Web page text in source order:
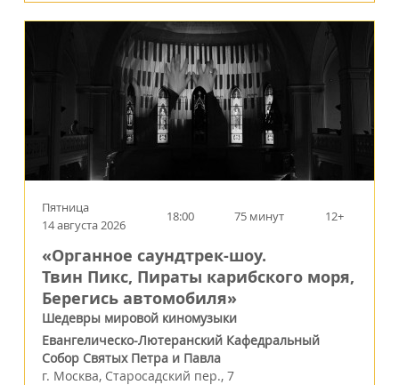
Пятница
14 августа 2026
18:00 75 минут 12+
«Органное саундтрек-шоу.
Твин Пикс, Пираты карибского моря,
Берегись автомобиля»
Шедевры мировой киномузыки
Евангелическо-Лютеранский Кафедральный
Собор Святых Петра и Павла
г. Москва, Старосадский пер., 7